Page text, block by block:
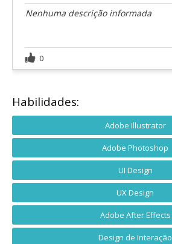
Nenhuma descrição informada
0
Habilidades:
Adobe Illustrator
Adobe Photoshop
UI Design
UX Design
Adobe After Effects
Design de Interação